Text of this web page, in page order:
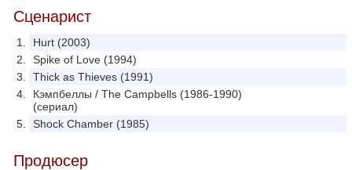
Сценарист
Hurt (2003)
Spike of Love (1994)
Thick as Thieves (1991)
Кэмпбеллы / The Campbells (1986-1990)
(сериал)
Shock Chamber (1985)
Продюсер